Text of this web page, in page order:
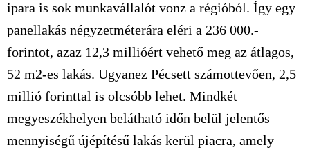
ipara is sok munkavállalót vonz a régióból. Így egy
panellakás négyzetméterára eléri a 236 000.-
forintot, azaz 12,3 millióért vehető meg az átlagos,
52 m2-es lakás. Ugyanez Pécsett számottevően, 2,5
millió forinttal is olcsóbb lehet. Mindkét
megyeszékhelyen belátható időn belül jelentős
mennyiségű újépítésű lakás kerül piacra, amely